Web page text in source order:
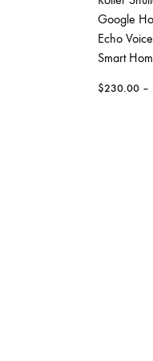
Google
Echo
Smart
$230.00 –